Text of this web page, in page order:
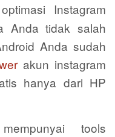
Instagram
Anda tidak salah
Anda sudah
akun instagram
hanya dari HP
tools